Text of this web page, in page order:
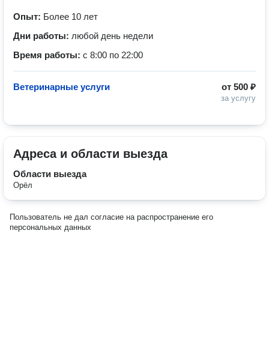
Опыт: Более 10 лет
Дни работы: любой день недели
Время работы: с 8:00 по 22:00
от 500 ₽
за услугу
Ветеринарные услуги
Адреса и области выезда
Области выезда
Орёл
Пользователь не дал согласие на распространение его
персональных данных